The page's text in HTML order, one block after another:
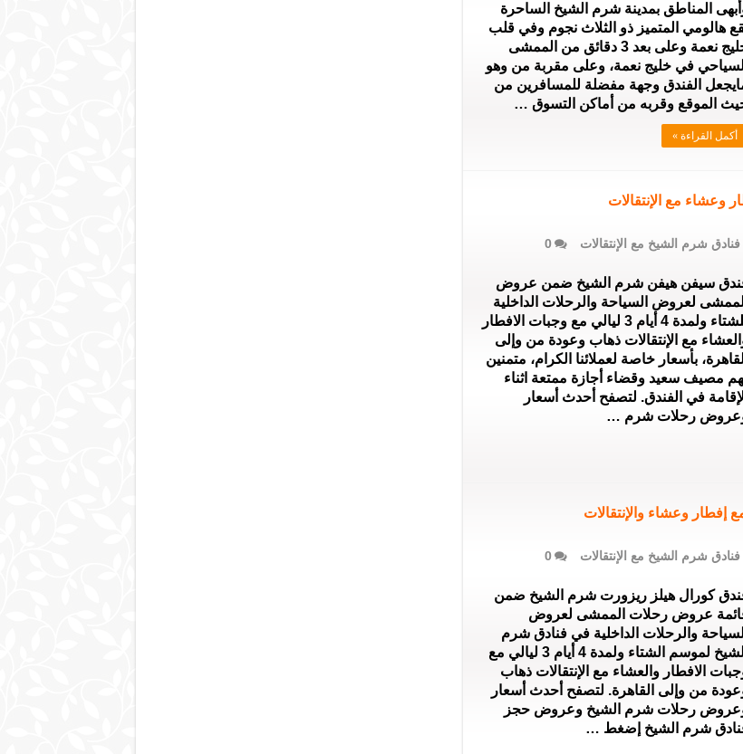
المناطق بمدينة شرم الشيخ الساحرة
هالومي المتميز ذو الثلاث نجوم وفي قلب
خليج نعمة وعلى بعد 3 دقائق من الممشى
السياحي في خليج نعمة، وعلى مقربة من وهو
الفندق وجهة مفضلة للمسافرين من
الموقع وقربه من أماكن التسوق …
أكمل القراءة »
شرم الشيخ مع الإنتقالات
0
سيفن هيفن شرم الشيخ ضمن عروض
الممشى لعروض السياحة والرحلات الداخلية
للشتاء ولمدة 4 أيام 3 ليالي مع وجبات الافطار
مع الإنتقالات ذهاب وعودة من وإلى
القاهرة، بأسعار خاصة لعملائنا الكرام، متمنين
مصيف سعيد وقضاء أجازة ممتعة اثناء
في الفندق. لتصفح أحدث أسعار
رحلات شرم …
شرم الشيخ مع الإنتقالات
0
كورال هيلز ريزورت شرم الشيخ ضمن
عروض رحلات الممشى لعروض
السياحة والرحلات الداخلية في فنادق شرم
الشيخ لموسم الشتاء ولمدة 4 أيام 3 ليالي مع
الافطار والعشاء مع الإنتقالات ذهاب
من وإلى القاهرة. لتصفح أحدث أسعار
رحلات شرم الشيخ وعروض حجز
شرم الشيخ إضغط …